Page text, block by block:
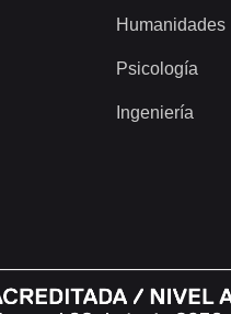
Humanidades
Psicología
Ingeniería